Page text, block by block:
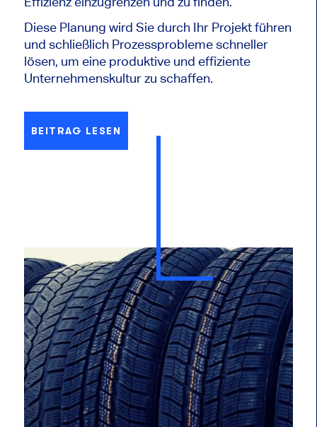
Diese Planung wird Sie durch Ihr Projekt führen
und schließlich Prozessprobleme schneller
lösen, um eine produktive und effiziente
Unternehmenskultur zu schaffen.
BEITRAG LESEN